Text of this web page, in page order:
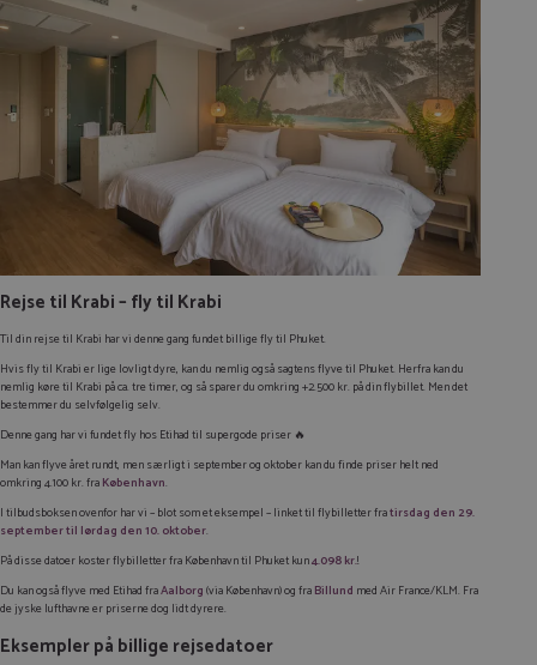
Rejse til Krabi – fly til Krabi
Til din rejse til Krabi har vi denne gang fundet billige fly til Phuket.
Hvis fly til Krabi er lige lovligt dyre, kan du nemlig også sagtens flyve til Phuket. Herfra kan du
nemlig køre til Krabi på ca. tre timer, og så sparer du omkring +2.500 kr. på din flybillet. Men det
bestemmer du selvfølgelig selv.
Denne gang har vi fundet fly hos Etihad til supergode priser 🔥
Man kan flyve året rundt, men særligt i september og oktober kan du finde priser helt ned
omkring 4.100 kr. fraKøbenhavn.
I tilbudsboksen ovenfor har vi – blot som et eksempel – linket til flybilletter fratirsdag den 29.
september til lørdag den 10. oktober.
På disse datoer koster flybilletter fra København til Phuket kun4.098 kr.!
Du kan også flyve med Etihad fraAalborg(via København) og fraBillund med Air France/KLM. Fra
de jyske lufthavne er priserne dog lidt dyrere.
Eksempler på billige rejsedatoer